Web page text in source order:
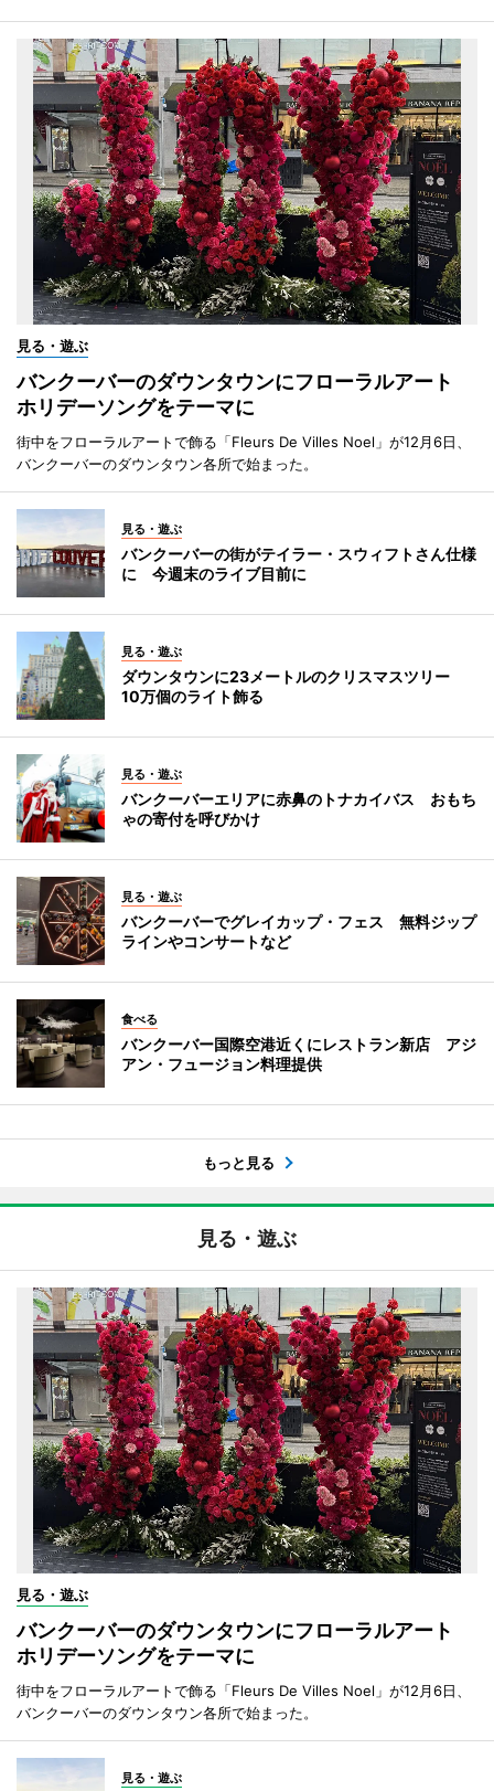
見る・遊ぶ
バンクーバーのダウンタウンにフローラルアート
ホリデーソングをテーマに
街中をフローラルアートで飾る「Fleurs De Villes Noel」が12月6日、
バンクーバーのダウンタウン各所で始まった。
見る・遊ぶ
バンクーバーの街がテイラー・スウィフトさん仕様
に 今週末のライブ目前に
見る・遊ぶ
ダウンタウンに23メートルのクリスマスツリー
10万個のライト飾る
見る・遊ぶ
バンクーバーエリアに赤鼻のトナカイバス おもち
ゃの寄付を呼びかけ
見る・遊ぶ
バンクーバーでグレイカップ・フェス 無料ジップ
ラインやコンサートなど
食べる
バンクーバー国際空港近くにレストラン新店 アジ
アン・フュージョン料理提供
もっと見る
見る・遊ぶ
見る・遊ぶ
バンクーバーのダウンタウンにフローラルアート
ホリデーソングをテーマに
街中をフローラルアートで飾る「Fleurs De Villes Noel」が12月6日、
バンクーバーのダウンタウン各所で始まった。
見る・遊ぶ